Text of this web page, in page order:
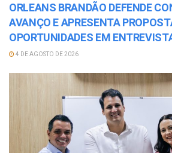
ORLEANS BRANDÃO DEFENDE
AVANÇO E APRESENTA
OPORTUNIDADES EM
4 DE AGOSTO DE 2026